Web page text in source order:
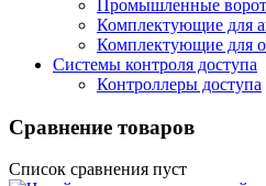
Промышленные
Комплектующие для
Комплектующие для
Системы контроля доступа
Контроллеры доступа
Сравнение товаров
Список сравнения пуст